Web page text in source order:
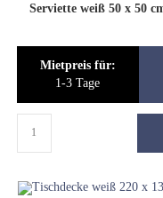
Serviette weiß 50 x 50
Mietpreis für:
1-3 Tage